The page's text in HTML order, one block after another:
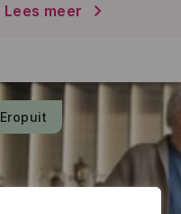
Lees meer
Eropuit